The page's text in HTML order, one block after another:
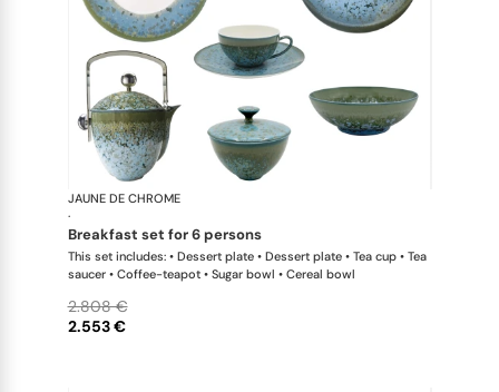
JAUNE DE CHROME
·
breakfast set for 6 persons
This set includes: • Dessert plate • Dessert plate • Tea cup • Tea
saucer • Coffee-teapot • Sugar bowl • Cereal bowl
2.553 €
2.808 €